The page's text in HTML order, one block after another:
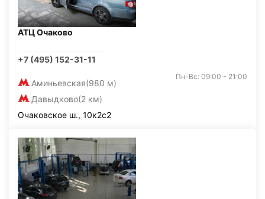
АТЦ Очаково
+7 (495) 152-31-11
Аминьевская(980 м)
Давыдково(2 км)
Пн-Вс: 09:00 - 21:00
Очаковское ш., 10к2с2